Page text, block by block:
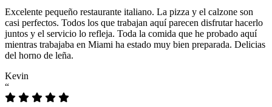
Excelente pequeño restaurante italiano. La pizza y el calzone son
casi perfectos. Todos los que trabajan aquí parecen disfrutar hacerlo
juntos y el servicio lo refleja. Toda la comida que he probado aquí
mientras trabajaba en Miami ha estado muy bien preparada. Delicias
del horno de leña.
Kevin
“